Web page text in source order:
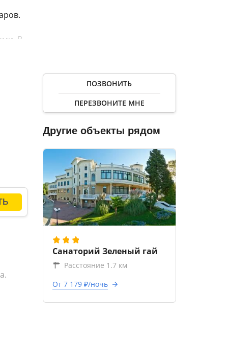
В
ПОЗВОНИТЬ
ПЕРЕЗВОНИТЕ МНЕ
Другие объекты рядом
Санаторий Зеленый гай
Расстояние 1.7 км
От 7 179 ₽/ночь